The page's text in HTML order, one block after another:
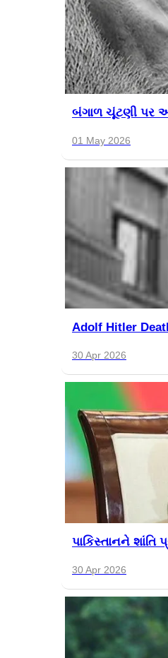
બંગાળ ચૂંટણી પર
01 May 2026
Adolf Hitler
30 Apr 2026
પાકિસ્તાનને શાંતિ
30 Apr 2026